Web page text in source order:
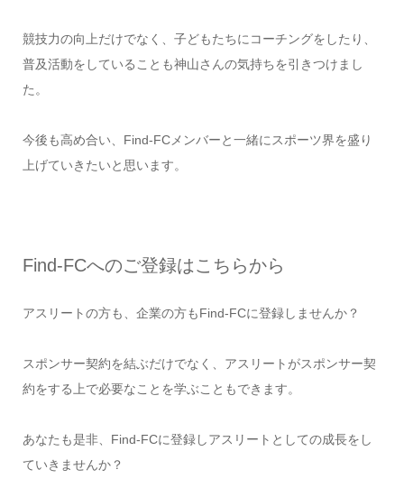
競技力の向上だけでなく、子どもたちにコーチングをしたり、
普及活動をしていることも神山さんの気持ちを引きつけまし
た。
今後も高め合い、Find-FCメンバーと一緒にスポーツ界を盛り
上げていきたいと思います。
Find-FCへのご登録はこちらから
アスリートの方も、企業の方もFind-FCに登録しませんか？
スポンサー契約を結ぶだけでなく、アスリートがスポンサー契
約をする上で必要なことを学ぶこともできます。
あなたも是非、Find-FCに登録しアスリートとしての成長をし
ていきませんか？